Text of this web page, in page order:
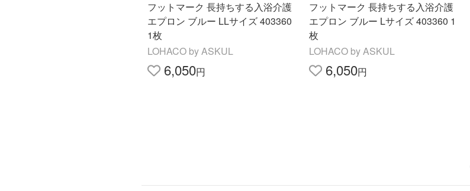
フットマーク 長持ちする入浴介護
エプロン ブルー LLサイズ 403360
1枚
LOHACO by ASKUL
6,050円
フットマーク 長持ちする入浴介護
エプロン ブルー Lサイズ 403360 1
枚
LOHACO by ASKUL
6,050円